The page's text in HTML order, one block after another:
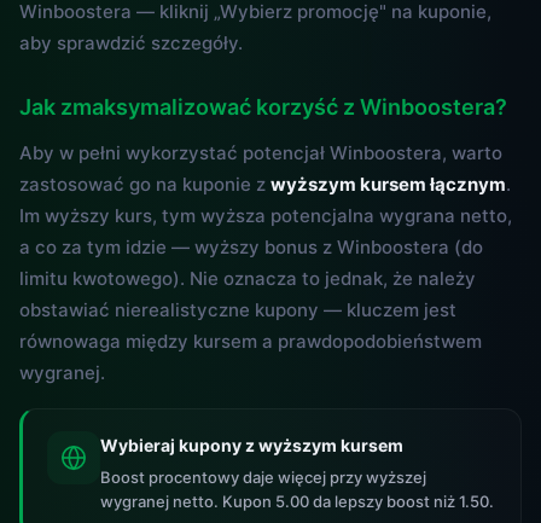
Winboostera — kliknij „Wybierz promocję" na kuponie,
aby sprawdzić szczegóły.
Jak zmaksymalizować korzyść z Winboostera?
Aby w pełni wykorzystać potencjał Winboostera, warto
zastosować go na kuponie z wyższym kursem łącznym.
Im wyższy kurs, tym wyższa potencjalna wygrana netto,
a co za tym idzie — wyższy bonus z Winboostera (do
limitu kwotowego). Nie oznacza to jednak, że należy
obstawiać nierealistyczne kupony — kluczem jest
równowaga między kursem a prawdopodobieństwem
wygranej.
Wybieraj kupony z wyższym kursem
Boost procentowy daje więcej przy wyższej
wygranej netto. Kupon 5.00 da lepszy boost niż 1.50.